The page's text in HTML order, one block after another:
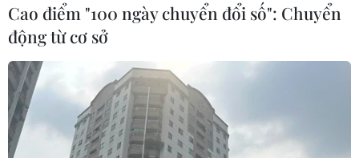
Cao điểm "100 ngày chuyển đổi số": Chuyển
động từ cơ sở